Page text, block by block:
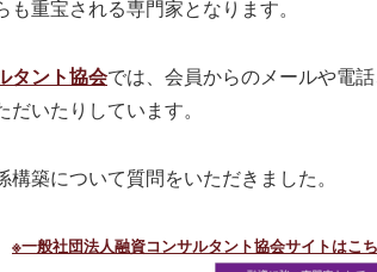
重宝される専門家となります。
タント協会では、会員からのメールや電
いたりしています。
築について質問をいただきました。
※一般社団法人融資コンサルタント協会サイトはこ